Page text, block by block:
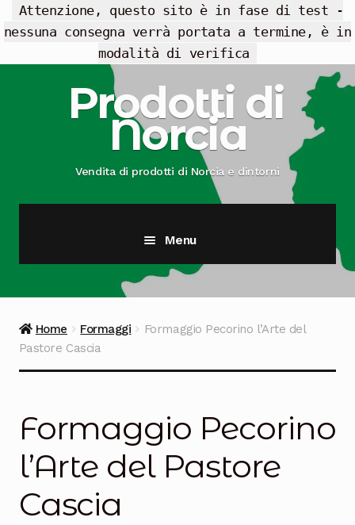
Attenzione, questo sito è in fase di test -
nessuna consegna verrà portata a termine, è in
modalità di verifica
navigazione
contenutoProdotti di
Norcia
Vendita di prodotti di Norcia e dintorni
Menu
Salumi
Formaggi
Legumi
Salse e condimenti
Home Formaggi
Formaggio Pecorino l’Arte del
Pastore Cascia
Formaggio Pecorino
l’Arte del Pastore
Cascia